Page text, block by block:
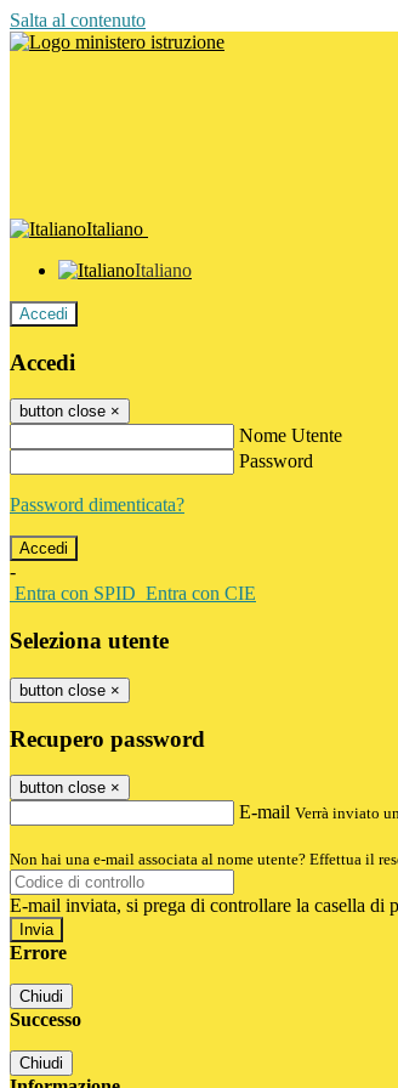
Salta al contenuto
Italiano
Italiano
Accedi
Accedi
button close ×
Nome Utente
Password
Password dimenticata?
-
Entra con SPID Entra con CIE
Seleziona utente
button close ×
Recupero password
button close ×
E-mail Verrà inviato
Non hai una e-mail associata al nome utente? Effettua il
E-mail inviata, si prega di controllare la casella di
Errore
Chiudi
Successo
Chiudi